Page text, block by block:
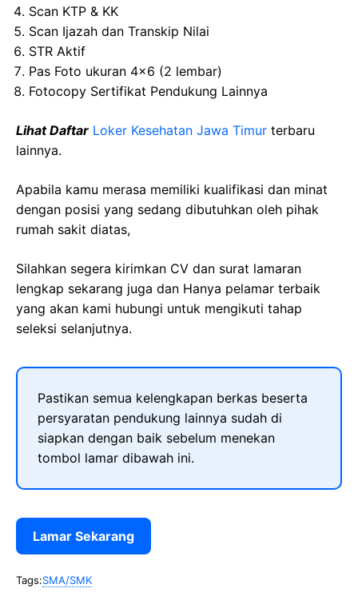
Scan KTP & KK
Scan Ijazah dan Transkip Nilai
STR Aktif
Pas Foto ukuran 4×6 (2 lembar)
Fotocopy Sertifikat Pendukung Lainnya
Lihat Daftar Loker Kesehatan Jawa Timur terbaru
lainnya.
Apabila kamu merasa memiliki kualifikasi dan minat
dengan posisi yang sedang dibutuhkan oleh pihak
rumah sakit diatas,
Silahkan segera kirimkan CV dan surat lamaran
lengkap sekarang juga dan Hanya pelamar terbaik
yang akan kami hubungi untuk mengikuti tahap
seleksi selanjutnya.
Pastikan semua kelengkapan berkas beserta
persyaratan pendukung lainnya sudah di
siapkan dengan baik sebelum menekan
tombol lamar dibawah ini.
Lamar Sekarang
Tags:SMA/SMK